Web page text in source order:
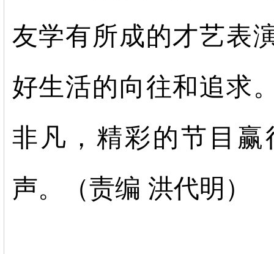
友学有所成的才艺表
好生活的向往和追求
非凡，精彩的节目
声。（责编 洪代明）